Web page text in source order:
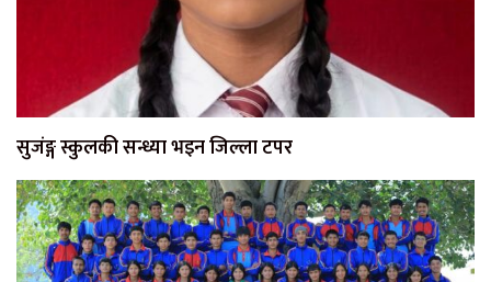
सुजंङ्ग स्कुलकी सन्ध्या भइन जिल्ला टपर